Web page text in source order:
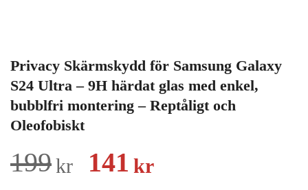
Privacy Skärmskydd för Samsung Galaxy
S24 Ultra – 9H härdat glas med enkel,
bubblfri montering – Reptåligt och
Oleofobiskt
199kr
Det
141 krDet